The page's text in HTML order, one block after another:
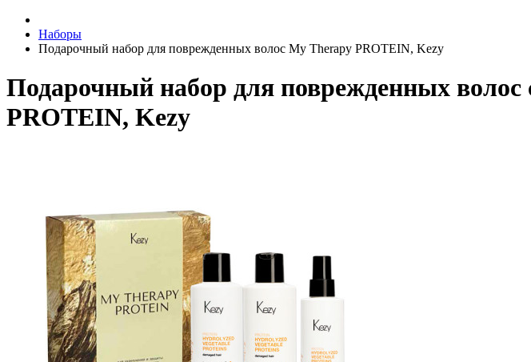
Наборы
Подарочный набор для поврежденных волос My Therapy PROTEIN, Kezy
Подарочный набор для поврежденных
PROTEIN, Kezy